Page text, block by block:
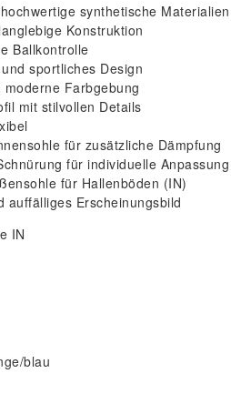
synthetische Materialien
Konstruktion
Ballkontrolle
sportliches Design
Farbgebung
mit stilvollen Details
für zusätzliche Dämpfung
für individuelle
für Hallenböden (IN)
auffälliges Erscheinungsbild
IN
blau